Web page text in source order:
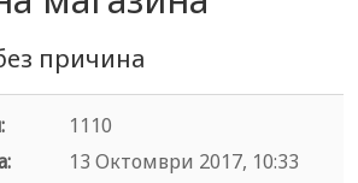
причина
1110
13 Октомври 2017, 10:33